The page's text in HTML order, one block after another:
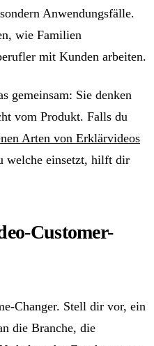
Anwendungsfälle.
wie Familien
mit Kunden arbeiten.
gemeinsam: Sie denken
vom Produkt. Falls du
Arten von Erklärvideos
welche einsetzt, hilft dir
Customer-
Changer. Stell dir vor, ein
die Branche, die